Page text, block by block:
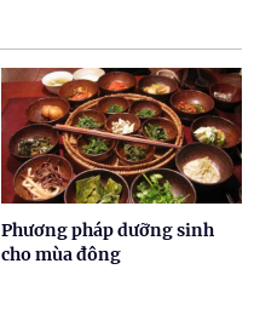
Phương pháp dưỡng sinh
cho mùa đông